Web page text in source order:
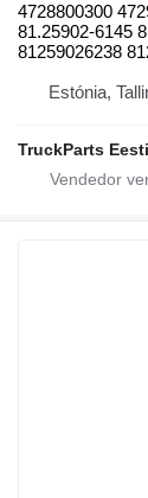
4728800300
81.25902-6145
81259026238
Estónia,
TruckParts